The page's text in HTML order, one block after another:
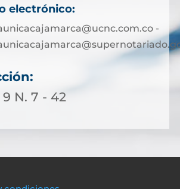
electrónico:
-
N. 7 - 42